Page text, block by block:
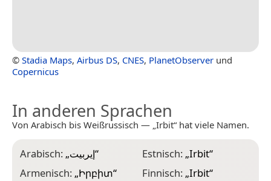
© Stadia Maps, Airbus DS, CNES, PlanetObserver und
Copernicus
In anderen Sprachen
Von Arabisch bis Weißrussisch — „Irbit“ hat viele Namen.
Arabisch: „إيربيت“
Armenisch: „Իրբիտ“
Estnisch: „Irbit“
Finnisch: „Irbit“